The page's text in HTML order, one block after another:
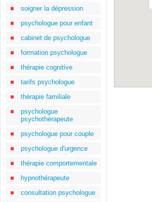
soigner la dépression
psychologue pour enfant
cabinet de psychologue
formation psychologue
thérapie cognitive
tarifs psychologue
thérapie familiale
psychologue
psychothérapeute
psychologue pour couple
psychologue d'urgence
thérapie comportementale
hypnothérapeute
consultation psychologue